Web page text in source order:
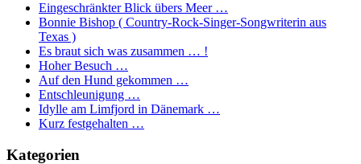
Eingeschränkter Blick übers Meer …
Bonnie Bishop ( Country-Rock-Singer-Songwriterin aus
Texas )
Es braut sich was zusammen … !
Hoher Besuch …
Auf den Hund gekommen …
Entschleunigung …
Idylle am Limfjord in Dänemark …
Kurz festgehalten …
Kategorien